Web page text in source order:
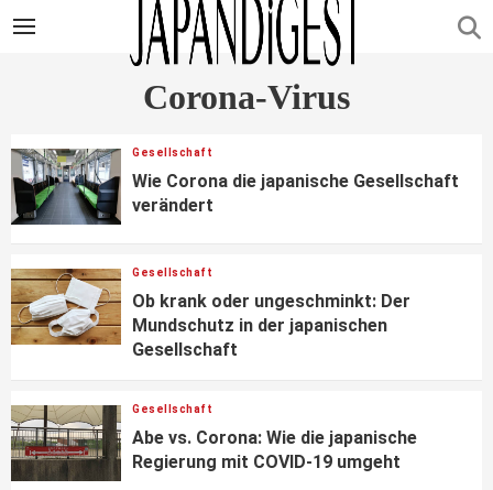
Corona-Virus
Gesellschaft
Wie Corona die japanische Gesellschaft
verändert
Gesellschaft
Ob krank oder ungeschminkt: Der
Mundschutz in der japanischen
Gesellschaft
Gesellschaft
Abe vs. Corona: Wie die japanische
Regierung mit COVID-19 umgeht